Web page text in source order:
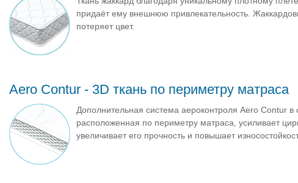
придаёт ему внешнюю привлекательность.
потеряет цвет.
Aero Contur - 3D ткань по периметру матраса
Дополнительная система аероконтроля Aero Contur в
расположенная по периметру матраса, усиливает
увеличивает его прочность и повышает